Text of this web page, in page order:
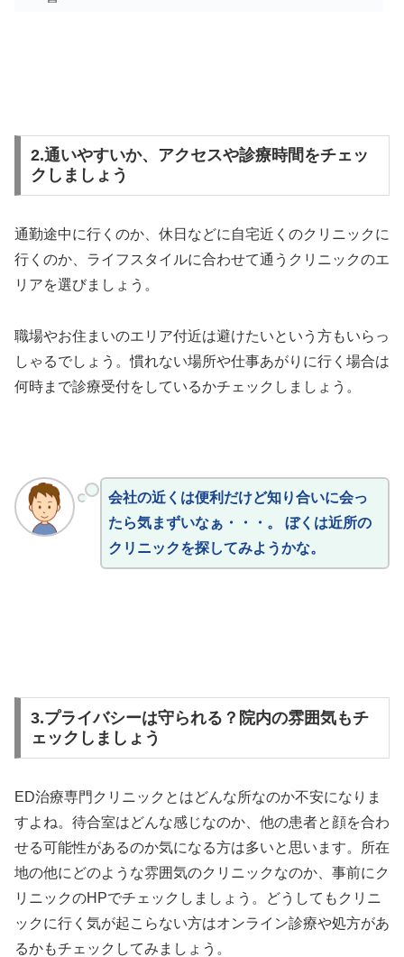
2.通いやすいか、アクセスや診療時間をチェッ
クしましょう
通勤途中に行くのか、休日などに自宅近くのクリニックに
行くのか、ライフスタイルに合わせて通うクリニックのエ
リアを選びましょう。
職場やお住まいのエリア付近は避けたいという方もいらっ
しゃるでしょう。慣れない場所や仕事あがりに行く場合は
何時まで診療受付をしているかチェックしましょう。
会社の近くは便利だけど知り合いに会っ
たら気まずいなぁ・・・。 ぼくは近所の
クリニックを探してみようかな。
3.プライバシーは守られる？院内の雰囲気もチ
ェックしましょう
ED治療専門クリニックとはどんな所なのか不安になりま
すよね。待合室はどんな感じなのか、他の患者と顔を合わ
せる可能性があるのか気になる方は多いと思います。所在
地の他にどのような雰囲気のクリニックなのか、事前にク
リニックのHPでチェックしましょう。どうしてもクリニ
ックに行く気が起こらない方はオンライン診療や処方があ
るかもチェックしてみましょう。